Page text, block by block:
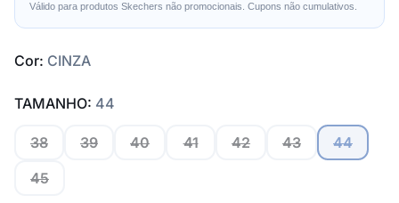
Válido para produtos Skechers não promocionais. Cupons não cumulativos.
Cor: CINZA
TAMANHO: 44
38 39 40 41 42 43
44
45